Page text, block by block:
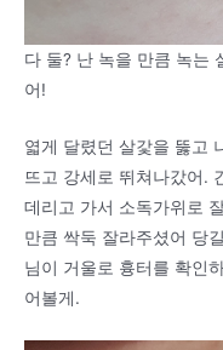
다 둘? 난 녹을 만큼 녹는
어!
엷게 달렸던 살갗을 뚫고
뜨고 강세로 뛰쳐나갔어.
데리고 가서 소독가위로
만큼 싹둑 잘라주셨어 당
님이 거울로 흉터를 확인
어볼게.